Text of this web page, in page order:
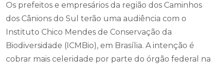
Os prefeitos e empresários da região dos Caminhos
dos Cânions do Sul terão uma audiência com o
Instituto Chico Mendes de Conservação da
Biodiversidade (ICMBio), em Brasília. A intenção é
cobrar mais celeridade por parte do órgão federal na